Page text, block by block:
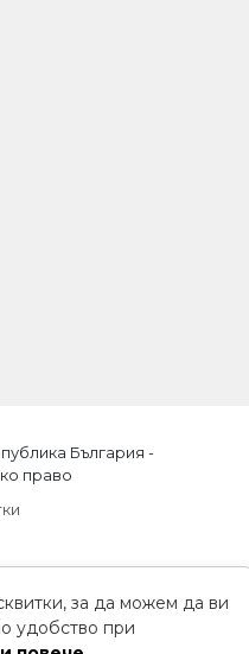
България -
право
за да можем да ви
удобство при